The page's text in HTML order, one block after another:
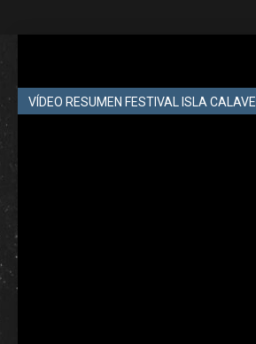
VÍDEO RESUMEN FESTIVAL ISLA